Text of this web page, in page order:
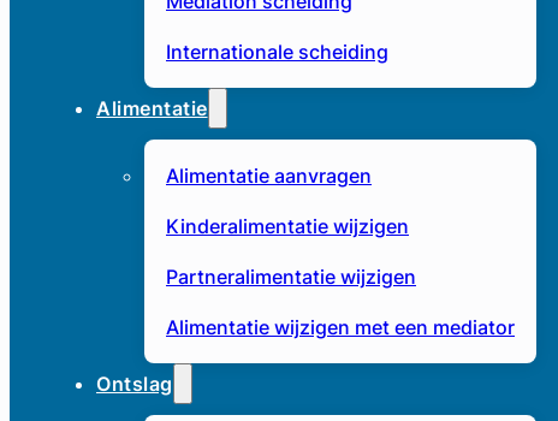
Internationale scheiding
Alimentatie
Alimentatie aanvragen
Kinderalimentatie wijzigen
Partneralimentatie wijzigen
Alimentatie wijzigen met een mediator
Ontslag